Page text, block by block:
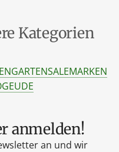
Kategorien
GARTENSALEMARKEN
EUDE
anmelden!
an und wir